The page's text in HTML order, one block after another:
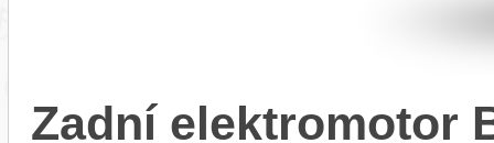
Zadní elektromotor